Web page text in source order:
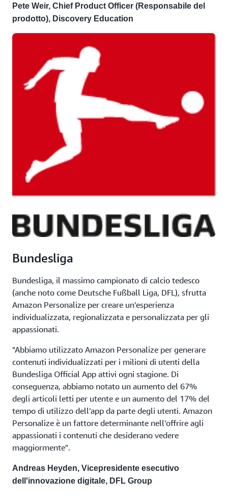
Pete Weir, Chief Product Officer (Responsabile del
prodotto), Discovery Education
Bundesliga
Bundesliga, il massimo campionato di calcio tedesco
(anche noto come Deutsche Fußball Liga, DFL), sfrutta
Amazon Personalize per creare un'esperienza
individualizzata, regionalizzata e personalizzata per gli
appassionati.
"Abbiamo utilizzato Amazon Personalize per generare
contenuti individualizzati per i milioni di utenti della
Bundesliga Official App attivi ogni stagione. Di
conseguenza, abbiamo notato un aumento del 67%
degli articoli letti per utente e un aumento del 17% del
tempo di utilizzo dell'app da parte degli utenti. Amazon
Personalize è un fattore determinante nell'offrire agli
appassionati i contenuti che desiderano vedere
maggiormente".
Andreas Heyden, Vicepresidente esecutivo
dell'innovazione digitale, DFL Group